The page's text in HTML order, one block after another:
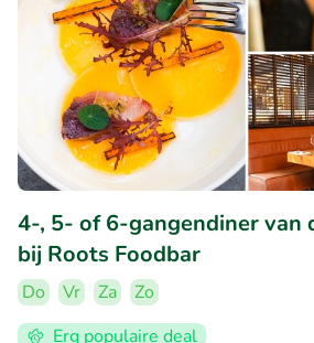
4-, 5- of 6-gangendiner van
bij Roots Foodbar
Do Vr Za
Zo
Erg populaire deal